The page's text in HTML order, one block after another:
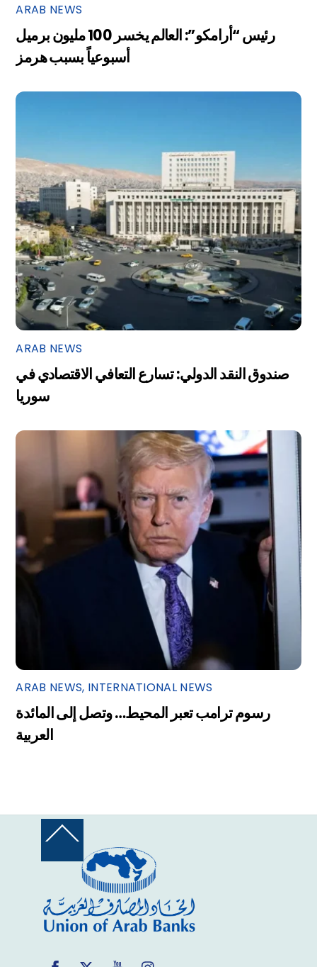
ARAB NEWS
رئيس “أرامكو”: العالم يخسر 100 مليون برميل
أسبوعياً بسبب هرمز
ARAB NEWS
صندوق النقد الدولي: تسارع التعافي الاقتصادي في
سوريا
ARAB NEWS, INTERNATIONAL NEWS
رسوم ترامب تعبر المحيط… وتصل إلى المائدة
العربية
Back
Top
Facebook
Twitter YouTube